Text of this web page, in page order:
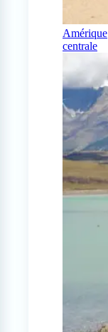
Amérique
centrale